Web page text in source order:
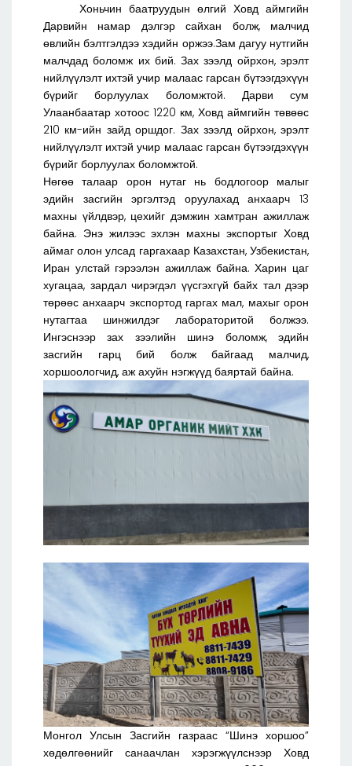
Хоньчин баатруудын өлгий Ховд аймгийн
Дарвийн намар дэлгэр сайхан болж, малчид
өвлийн бэлтгэлдээ хэдийн оржээ.Зам дагуу нутгийн
малчдад боломж их бий. Зах зээлд ойрхон, эрэлт
нийлүүлэлт ихтэй учир малаас гарсан бүтээгдэхүүн
бүрийг борлуулах боломжтой. Дарви сум
Улаанбаатар хотоос 1220 км, Ховд аймгийн төвөөс
210 км-ийн зайд оршдог. Зах зээлд ойрхон, эрэлт
нийлүүлэлт ихтэй учир малаас гарсан бүтээгдэхүүн
бүрийг борлуулах боломжтой.
Нөгөө талаар орон нутаг нь бодлогоор малыг
эдийн засгийн эргэлтэд оруулахад анхаарч 13
махны үйлдвэр, цехийг дэмжин хамтран ажиллаж
байна. Энэ жилээс эхлэн махны экспортыг Ховд
аймаг олон улсад гаргахаар Казахстан, Узбекистан,
Иран улстай гэрээлэн ажиллаж байна. Харин цаг
хугацаа, зардал чирэгдэл үүсгэхгүй байх тал дээр
төрөөс анхаарч экспортод гаргах мал, махыг орон
нутагтаа шинжилдэг лабораторитой болжээ.
Ингэснээр зах зээлийн шинэ боломж, эдийн
засгийн гарц бий болж байгаад малчид,
хоршоологчид, аж ахуйн нэгжүүд баяртай байна.
Монгол Улсын Засгийн газраас “Шинэ хоршоо”
хөдөлгөөнийг санаачлан хэрэгжүүлснээр Ховд